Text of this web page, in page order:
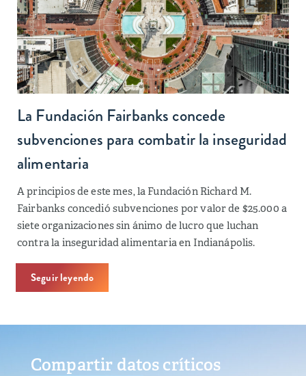
La Fundación Fairbanks concede
subvenciones para combatir la inseguridad
alimentaria
A principios de este mes, la Fundación Richard M.
Fairbanks concedió subvenciones por valor de $25.000 a
siete organizaciones sin ánimo de lucro que luchan
contra la inseguridad alimentaria en Indianápolis.
Seguir leyendo
Compartir datos críticos